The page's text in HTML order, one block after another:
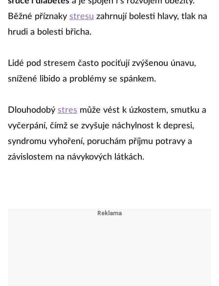
Běžné příznaky stresu zahrnují bolesti hlavy, tlak na
hrudi a bolesti břicha.
Lidé pod stresem často pociťují zvýšenou únavu,
snížené libido a problémy se spánkem.
Dlouhodobý stres může vést k úzkostem, smutku a
vyčerpání, čímž se zvyšuje náchylnost k depresi,
syndromu vyhoření, poruchám příjmu potravy a
závislostem na návykových látkách.